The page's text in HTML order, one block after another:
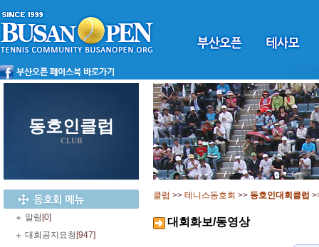
동호인클럽
CLUB
알림 [0]
대회공지요청 [947]
클럽 >> 테니스동호회 >> 동호인대회클럽
대회화보/동영상